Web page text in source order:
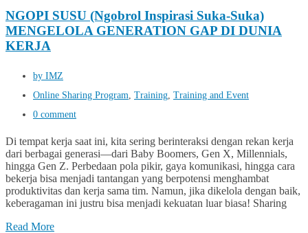
NGOPI SUSU (Ngobrol Inspirasi Suka-Suka)
MENGELOLA GENERATION GAP DI DUNIA
KERJA
by IMZ
Online Sharing Program Training Training and Event
0 comment
Di tempat kerja saat ini, kita sering berinteraksi dengan rekan kerja
dari berbagai generasi—dari Baby Boomers, Gen X, Millennials,
hingga Gen Z. Perbedaan pola pikir, gaya komunikasi, hingga cara
bekerja bisa menjadi tantangan yang berpotensi menghambat
produktivitas dan kerja sama tim. Namun, jika dikelola dengan baik,
keberagaman ini justru bisa menjadi kekuatan luar biasa! Sharing
Read More